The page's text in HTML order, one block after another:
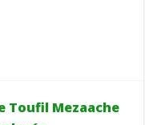
Toufil Mezaache